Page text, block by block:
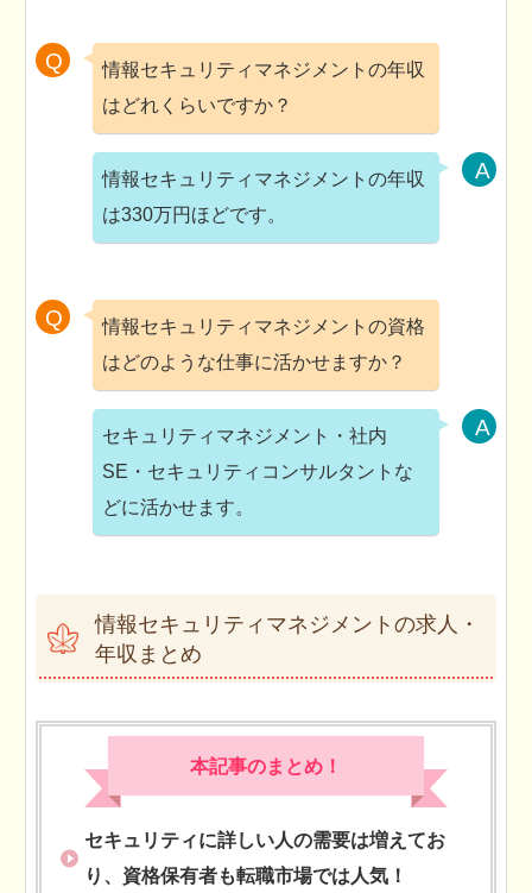
情報セキュリティマネジメントの年収
はどれくらいですか？
情報セキュリティマネジメントの年収
は330万円ほどです。
情報セキュリティマネジメントの資格
はどのような仕事に活かせますか？
セキュリティマネジメント・社内
SE・セキュリティコンサルタントな
どに活かせます。
情報セキュリティマネジメントの求人・
年収まとめ
本記事のまとめ！
セキュリティに詳しい人の需要は増えてお
り、資格保有者も転職市場では人気！